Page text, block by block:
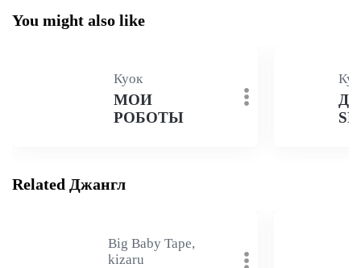
You might also like
Куок
МОИ
РОБОТЫ
Related Джангл
Big Baby Tape,
kizaru